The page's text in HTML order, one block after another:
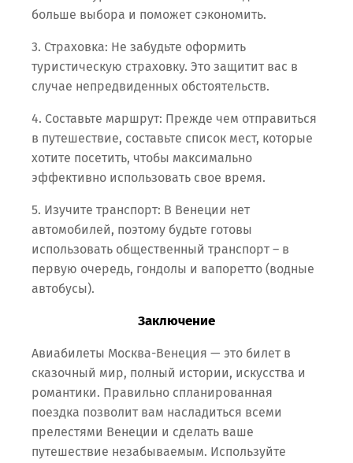
больше выбора и поможет сэкономить.
3. Страховка: Не забудьте оформить
туристическую страховку. Это защитит вас в
случае непредвиденных обстоятельств.
4. Составьте маршрут: Прежде чем отправиться
в путешествие, составьте список мест, которые
хотите посетить, чтобы максимально
эффективно использовать свое время.
5. Изучите транспорт: В Венеции нет
автомобилей, поэтому будьте готовы
использовать общественный транспорт – в
первую очередь, гондолы и вапоретто (водные
автобусы).
Заключение
Авиабилеты Москва-Венеция — это билет в
сказочный мир, полный истории, искусства и
романтики. Правильно спланированная
поездка позволит вам насладиться всеми
прелестями Венеции и сделать ваше
путешествие незабываемым. Используйте